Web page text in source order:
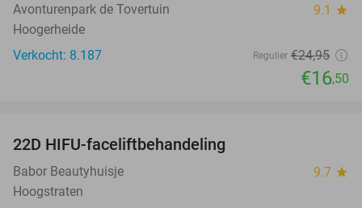
Avonturenpark de Tovertuin 9.1 star
Hoogerheide
Verkocht: 8.187
Regulier €24,95
€16,50
22D HIFU-faceliftbehandeling
Babor Beautyhuisje 9.7 star
Hoogstraten